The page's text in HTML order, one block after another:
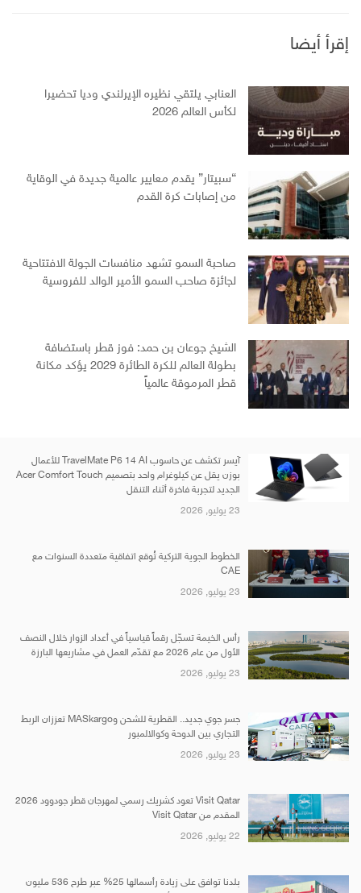
إقرأ أيضا
العنابي يلتقي نظيره الإيرلندي وديا تحضيرا
لكأس العالم 2026
“سبيتار” يقدم معايير عالمية جديدة في الوقاية
من إصابات كرة القدم
صاحبة السمو تشهد منافسات الجولة الافتتاحية
لجائزة صاحب السمو الأمير الوالد للفروسية
الشيخ جوعان بن حمد: فوز قطر باستضافة
بطولة العالم للكرة الطائرة 2029 يؤكد مكانة
قطر المرموقة عالمياً
آيسر تكشف عن حاسوب TravelMate P6 14 AI للأعمال
بوزن يقل عن كيلوغرام واحد بتصميم Acer Comfort Touch
الجديد لتجربة فاخرة أثناء التنقل
23 يوليو, 2026
الخطوط الجوية التركية تُوقع اتفاقية متعددة السنوات مع
CAE
23 يوليو, 2026
رأس الخيمة تسجّل رقماً قياسياً في أعداد الزوار خلال النصف
الأول من عام 2026 مع تقدّم العمل في مشاريعها البارزة
23 يوليو, 2026
جسر جوي جديد.. القطرية للشحن وMASkargo تعززان الربط
التجاري بين الدوحة وكوالالمبور
23 يوليو, 2026
Visit Qatar تعود كشريك رسمي لمهرجان قطر جودوود 2026
المقدم من Visit Qatar
22 يوليو, 2026
بلدنا توافق على زيادة رأسمالها 25% عبر طرح 536 مليون